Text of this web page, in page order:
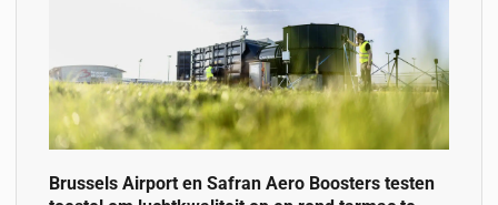
Brussels Airport en Safran Aero Boosters testen